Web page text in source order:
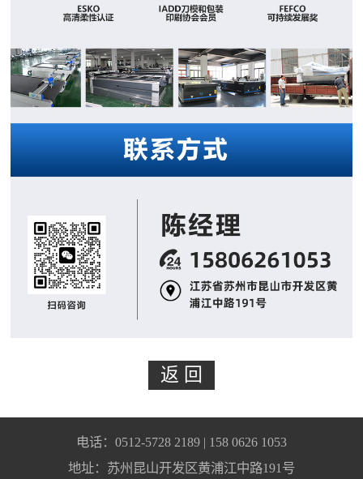
电话：0512-5728 2189 | 158 0626 1053
地址：苏州昆山开发区黄浦江中路191号